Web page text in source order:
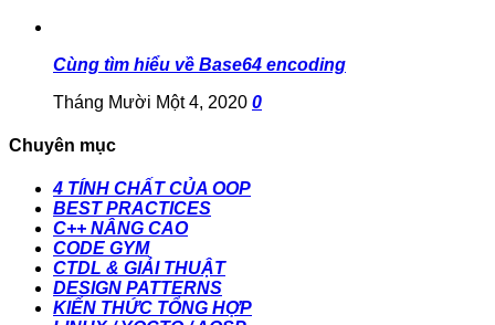
Cùng tìm hiểu về Base64 encoding
Tháng Mười Một 4, 2020 0
Chuyên mục
4 TÍNH CHẤT CỦA OOP
BEST PRACTICES
C++ NÂNG CAO
CODE GYM
CTDL & GIẢI THUẬT
DESIGN PATTERNS
KIẾN THỨC TỔNG HỢP